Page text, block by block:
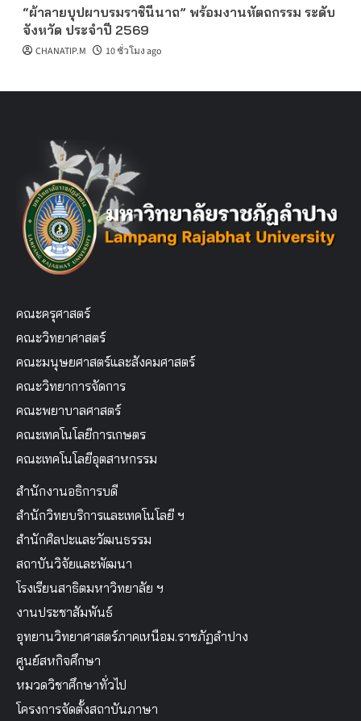
“ผ้าลายบุปผาบรมราชินีนาถ” พร้อมงานหัตถกรรม ระดับ
จังหวัด ประจำปี 2569
CHANATIP.M 10 ชั่วโมง ago
คณะครุศาสตร์
คณะวิทยาศาสตร์
คณะมนุษยศาสตร์และสังคมศาสตร์
คณะวิทยาการจัดการ
คณะพยาบาลศาสตร์
คณะเทคโนโลยีการเกษตร
คณะเทคโนโลยีอุตสาหกรรม
สำนักงานอธิการบดี
สำนักวิทยบริการและเทคโนโลยี ฯ
สำนักศิลปะและวัฒนธรรม
สถาบันวิจัยและพัฒนา
โรงเรียนสาธิตมหาวิทยาลัย ฯ
งานประชาสัมพันธ์
อุทยานวิทยาศาสตร์ภาคเหนือม.ราชภัฏลำปาง
ศูนย์สหกิจศึกษา
หมวดวิชาศึกษาทั่วไป
โครงการจัดตั้งสถาบันภาษา